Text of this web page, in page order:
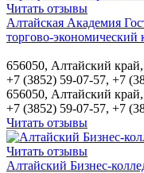
Читать отзывы
Алтайская Академия
торгово-экономический
656050, Алтайский
+7 (3852) 59-07-57, +7
656050, Алтайский
+7 (3852) 59-07-57, +7
Читать отзывы
Читать отзывы
Алтайский Бизнес-